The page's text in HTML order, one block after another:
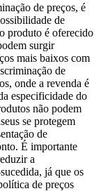
de preços, é
de
produto é oferecido
surgir
mais baixos com
de
onde a revenda é
especificidade do
não podem
se protegem
de
É importante
a
já que os
de preços